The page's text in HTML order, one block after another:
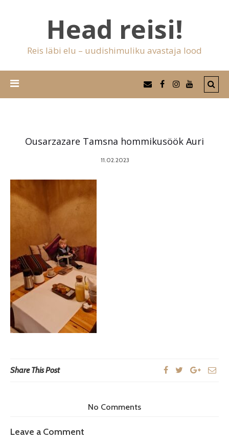
Head reisi!
Reis läbi elu – uudishimuliku avastaja lood
Ousarzazare Tamsna hommikusöök Auri
11.02.2023
Share This Post
No Comments
Leave a Comment